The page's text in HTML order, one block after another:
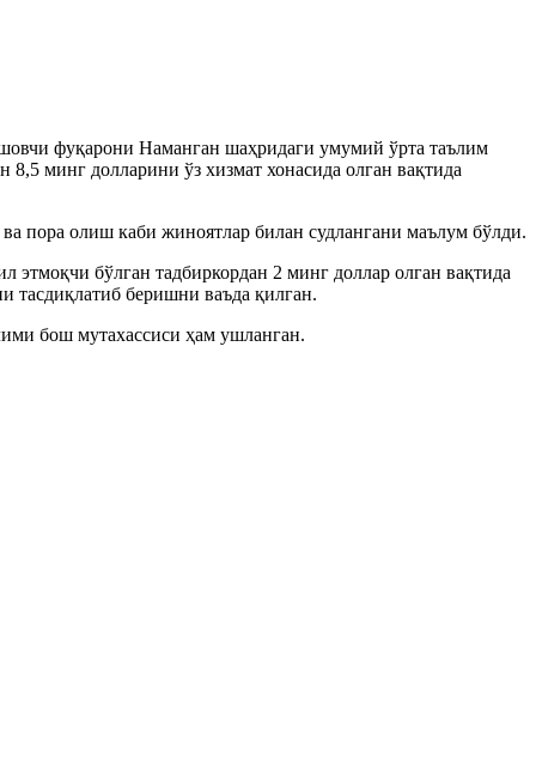
фуқарони Наманган шаҳридаги умумий ўрта таълим
минг долларини ўз хизмат хонасида олган вақтида
пора олиш каби жиноятлар билан судлангани маълум бўлди.
этмоқчи бўлган тадбиркордан 2 минг доллар олган вақтида
тасдиқлатиб беришни ваъда қилган.
бош мутахассиси ҳам ушланган.